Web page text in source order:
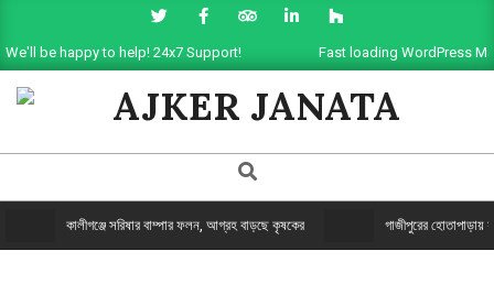
We'll be happy to help! 24x7 Support! Fast loading WordPress
AJKER
কালীগঞ্জে সরিষার বাম্পার ফলন, আগ্রহ বাড়ছে কৃষকের গাজীপুরের হোতাপাড়ায়